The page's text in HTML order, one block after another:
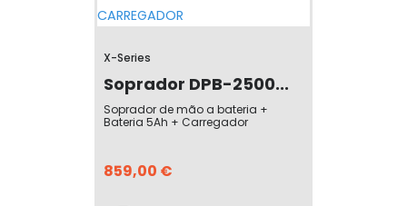
X-Series
Soprador DPB-2500...
Soprador de mão a bateria +
Bateria 5Ah + Carregador
859,00 €